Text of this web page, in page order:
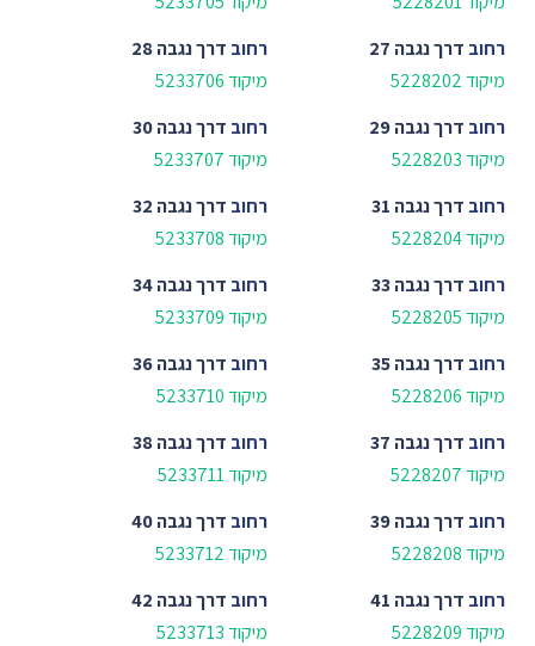
רחוב דרך נגבה 27
מיקוד 5228202
רחוב דרך נגבה 28
מיקוד 5233706
רחוב דרך נגבה 29
מיקוד 5228203
רחוב דרך נגבה 30
מיקוד 5233707
רחוב דרך נגבה 31
מיקוד 5228204
רחוב דרך נגבה 32
מיקוד 5233708
רחוב דרך נגבה 33
מיקוד 5228205
רחוב דרך נגבה 34
מיקוד 5233709
רחוב דרך נגבה 35
מיקוד 5228206
רחוב דרך נגבה 36
מיקוד 5233710
רחוב דרך נגבה 37
מיקוד 5228207
רחוב דרך נגבה 38
מיקוד 5233711
רחוב דרך נגבה 39
מיקוד 5228208
רחוב דרך נגבה 40
מיקוד 5233712
רחוב דרך נגבה 41
מיקוד 5228209
רחוב דרך נגבה 42
מיקוד 5233713